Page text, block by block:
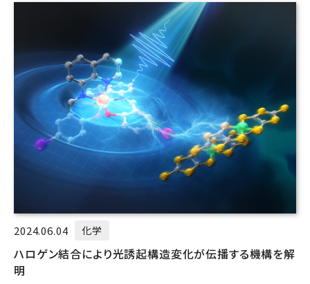
2024.06.04 化学
ハロゲン結合により光誘起構造変化が伝播する機構を解
明